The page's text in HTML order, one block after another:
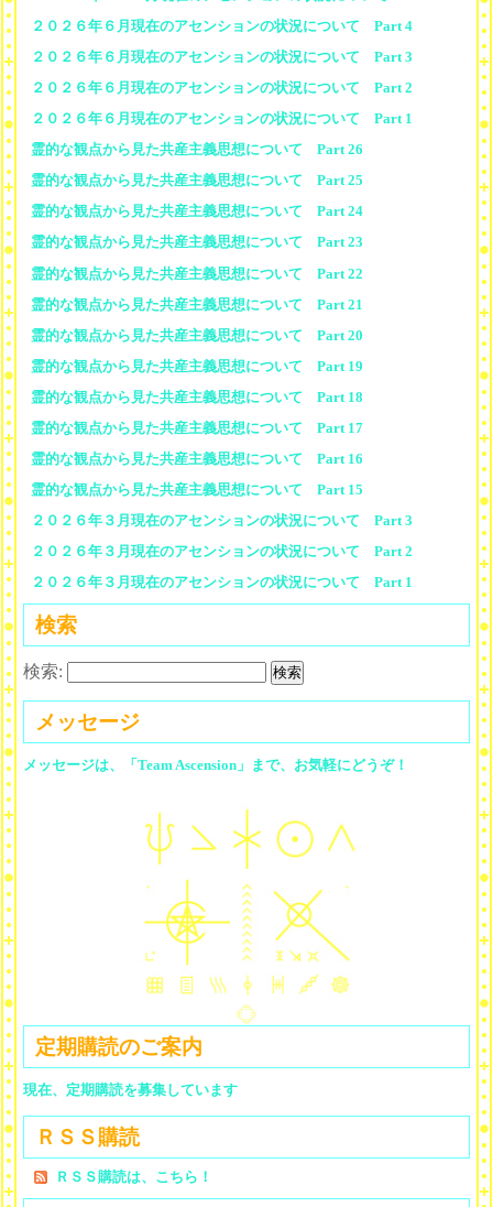
２０２６年６月現在のアセンションの状況について Part 4
２０２６年６月現在のアセンションの状況について Part 3
２０２６年６月現在のアセンションの状況について Part 2
２０２６年６月現在のアセンションの状況について Part 1
霊的な観点から見た共産主義思想について Part 26
霊的な観点から見た共産主義思想について Part 25
霊的な観点から見た共産主義思想について Part 24
霊的な観点から見た共産主義思想について Part 23
霊的な観点から見た共産主義思想について Part 22
霊的な観点から見た共産主義思想について Part 21
霊的な観点から見た共産主義思想について Part 20
霊的な観点から見た共産主義思想について Part 19
霊的な観点から見た共産主義思想について Part 18
霊的な観点から見た共産主義思想について Part 17
霊的な観点から見た共産主義思想について Part 16
霊的な観点から見た共産主義思想について Part 15
２０２６年３月現在のアセンションの状況について Part 3
２０２６年３月現在のアセンションの状況について Part 2
２０２６年３月現在のアセンションの状況について Part 1
検索
検索:
メッセージ
メッセージは、「Team Ascension」まで、お気軽にどうぞ！
定期購読のご案内
現在、定期購読を募集しています
ＲＳＳ購読
ＲＳＳ購読は、こちら！